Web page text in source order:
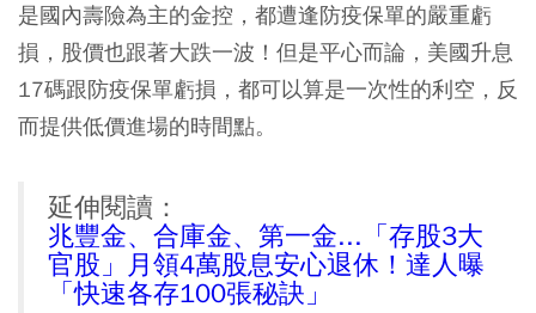
是國內壽險為主的金控，都遭逢防疫保單的嚴重虧
損，股價也跟著大跌一波！但是平心而論，美國升息
17碼跟防疫保單虧損，都可以算是一次性的利空，反
而提供低價進場的時間點。
延伸閱讀：
兆豐金、合庫金、第一金...「存股3大
官股」月領4萬股息安心退休！達人曝
「快速各存100張秘訣」